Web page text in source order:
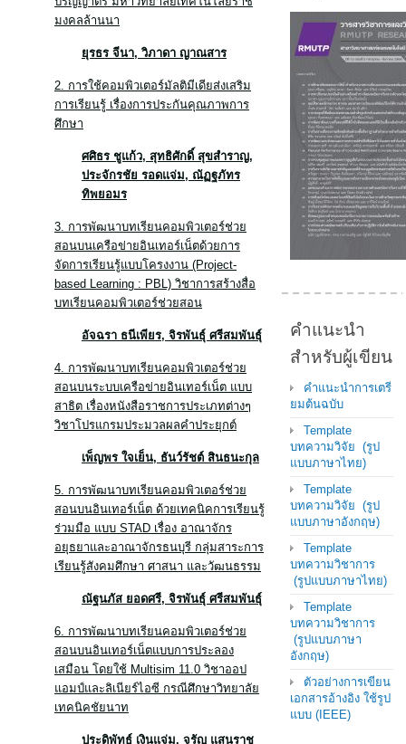
มงคลล้านนา
ยุรธร จีนา, วิภาดา ญาณสาร
2. การใช้คอมพิวเตอร์มัลติมีเดียส่งเสริม
การเรียนรู้ เรื่องการประกันคุณภาพการ
ศึกษา
ศศิธร ชูแก้ว, สุทธิศักดิ์ สุขสำราญ,
ประจักรชัย รอดแจ่ม, ณัฏฐภัทร
ทิพยอมร
3. การพัฒนาบทเรียนคอมพิวเตอร์ช่วย
สอนบนเครือข่ายอินเทอร์เน็ตด้วยการ
จัดการเรียนรู้แบบโครงงาน (Project-
based Learning : PBL) วิชาการสร้างสื่อ
บทเรียนคอมพิวเตอร์ช่วยสอน
อัจฉรา ธนีเพียร, จิรพันธุ์ ศรีสมพันธุ์
4. การพัฒนาบทเรียนคอมพิวเตอร์ช่วย
สอนบนระบบเครือข่ายอินเทอร์เน็ต แบบ
สาธิต เรื่องหนังสือราชการประเภทต่างๆ
วิชาโปรแกรมประมวลผลคำประยุกต์
เพ็ญพร ใจเย็น, ธันว์รัชต์ สินธนะกุล
5. การพัฒนาบทเรียนคอมพิวเตอร์ช่วย
สอนบนอินเทอร์เน็ต ด้วยเทคนิคการเรียนรู้
ร่วมมือ แบบ STAD เรื่อง อาณาจักร
อยุธยาและอาณาจักรธนบุรี กลุ่มสาระการ
เรียนรู้สังคมศึกษา ศาสนา และวัฒนธรรม
ณัฐนภัส ยอดศรี, จิรพันธุ์ ศรีสมพันธุ์
6. การพัฒนาบทเรียนคอมพิวเตอร์ช่วย
สอนบนอินเทอร์เน็ตแบบการประลอง
เสมือน โดยใช้ Multisim 11.0 วิชาออป
แอมป์และลิเนียร์ไอซี กรณีศึกษาวิทยาลัย
เทคนิคชัยนาท
ประดิพัทธ์ เงินแจ่ม, จรัญ แสนราช
คำแนะนำ
สำหรับผู้เขียน
คำแนะนำการเตรี
ยมต้นฉบับ
Template
บทความวิจัย (รูป
แบบภาษาไทย)
Template
บทความวิจัย (รูป
แบบภาษาอังกฤษ)
Template
บทความวิชาการ
(รูปแบบภาษาไทย)
Template
บทความวิชาการ
(รูปแบบภาษา
อังกฤษ)
ตัวอย่างการเขียน
เอกสารอ้างอิง ใช้รูป
แบบ (IEEE)